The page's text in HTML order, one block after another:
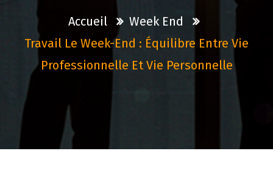
Accueil
Week End
Travail Le Week-End : Équilibre Entre Vie
Professionnelle Et Vie Personnelle